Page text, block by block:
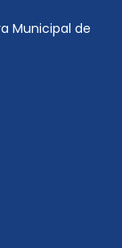
Municipal de